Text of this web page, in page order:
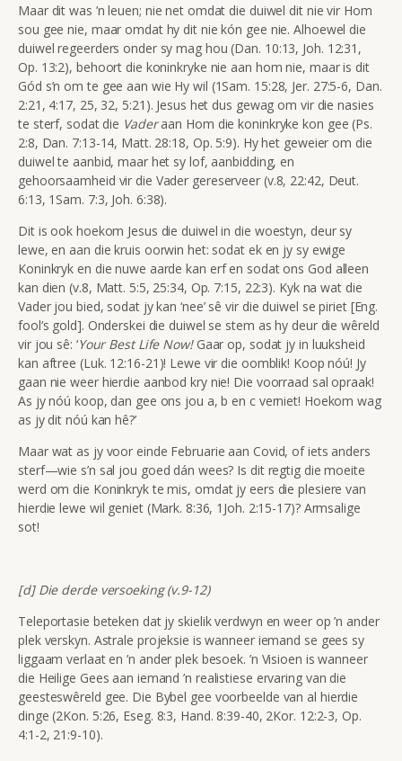
Maar dit was ’n leuen; nie net omdat die duiwel dit nie vir Hom
sou gee nie, maar omdat hy dit nie kón gee nie. Alhoewel die
duiwel regeerders onder sy mag hou (Dan. 10:13, Joh. 12:31,
Op. 13:2), behoort die koninkryke nie aan hom nie, maar is dit
Gód s’n om te gee aan wie Hy wil (1Sam. 15:28, Jer. 27:5-6, Dan.
2:21, 4:17, 25, 32, 5:21). Jesus het dus gewag om vir die nasies
te sterf, sodat die Vaderaan Hom die koninkryke kon gee (Ps.
2:8, Dan. 7:13-14, Matt. 28:18, Op. 5:9). Hy het geweier om die
duiwel te aanbid, maar het sy lof, aanbidding, en
gehoorsaamheid vir die Vader gereserveer (v.8, 22:42, Deut.
6:13, 1Sam. 7:3, Joh. 6:38).
Dit is ook hoekom Jesus die duiwel in die woestyn, deur sy
lewe, en aan die kruis oorwin het: sodat ek en jy sy ewige
Koninkryk en die nuwe aarde kan erf en sodat ons God alleen
kan dien (v.8, Matt. 5:5, 25:34, Op. 7:15, 22:3). Kyk na wat die
Vader jou bied, sodat jy kan ‘nee’ sê vir die duiwel se piriet [Eng.
fool’s gold]. Onderskei die duiwel se stem as hy deur die wêreld
vir jou sê: ‘Your Best Life Now! Gaar op, sodat jy in luuksheid
kan aftree (Luk. 12:16-21)! Lewe vir die oomblik! Koop nóú! Jy
gaan nie weer hierdie aanbod kry nie! Die voorraad sal opraak!
As jy nóú koop, dan gee ons jou a, b en c verniet! Hoekom wag
as jy dit nóú kan hê?’
Maar wat as jy voor einde Februarie aan Covid, of iets anders
sterf—wie s’n sal jou goed dán wees? Is dit regtig die moeite
werd om die Koninkryk te mis, omdat jy eers die plesiere van
hierdie lewe wil geniet (Mark. 8:36, 1Joh. 2:15-17)? Armsalige
sot!
[d] Die derde versoeking (v.9-12)
Teleportasie beteken dat jy skielik verdwyn en weer op ’n ander
plek verskyn. Astrale projeksie is wanneer iemand se gees sy
liggaam verlaat en ’n ander plek besoek. ’n Visioen is wanneer
die Heilige Gees aan iemand ’n realistiese ervaring van die
geesteswêreld gee. Die Bybel gee voorbeelde van al hierdie
dinge (2Kon. 5:26, Eseg. 8:3, Hand. 8:39-40, 2Kor. 12:2-3, Op.
4:1-2, 21:9-10).